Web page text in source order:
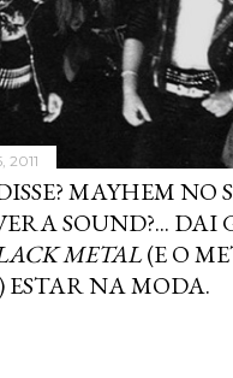
2011
MAYHEM NO
SOUND?... DAI
METAL(E O
ESTAR NA MODA.